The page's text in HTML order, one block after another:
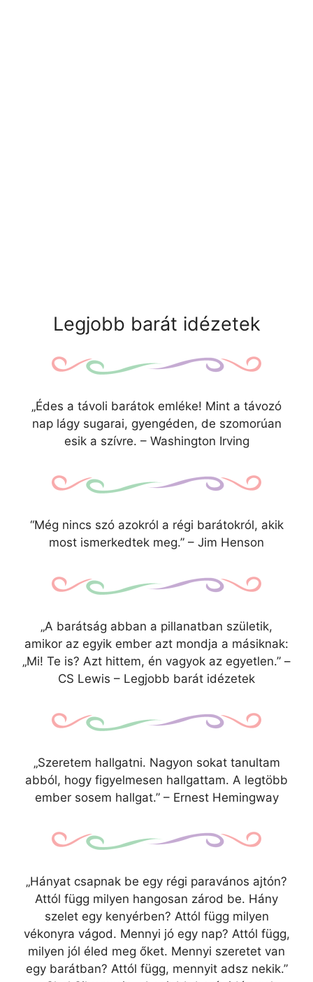
Legjobb barát idézetek
„Édes a távoli barátok emléke! Mint a távozó
nap lágy sugarai, gyengéden, de szomorúan
esik a szívre. – Washington Irving
“Még nincs szó azokról a régi barátokról, akik
most ismerkedtek meg.” – Jim Henson
„A barátság abban a pillanatban születik,
amikor az egyik ember azt mondja a másiknak:
„Mi! Te is? Azt hittem, én vagyok az egyetlen.” –
CS Lewis – Legjobb barát idézetek
„Szeretem hallgatni. Nagyon sokat tanultam
abból, hogy figyelmesen hallgattam. A legtöbb
ember sosem hallgat.” – Ernest Hemingway
„Hányat csapnak be egy régi paravános ajtón?
Attól függ milyen hangosan zárod be. Hány
szelet egy kenyérben? Attól függ milyen
vékonyra vágod. Mennyi jó egy nap? Attól függ,
milyen jól éled meg őket. Mennyi szeretet van
egy barátban? Attól függ, mennyit adsz nekik.”